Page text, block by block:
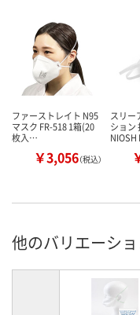
ファーストレイト N95
マスク FR-518 1箱(20
枚入…
￥3,056（税込）
スリー
ション
他のバリエーシ